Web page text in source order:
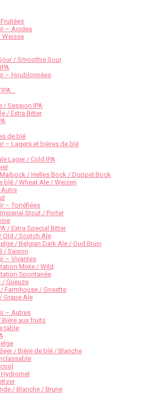
– Acides
Weisse
/ Smoothie Sour
– Houblonnées
/ Session IPA
/ Extra Bitter
de blé
– Lagers et bières de blé
Lager / Cold IPA
/ Helles Bock / Doppel Bock
blé / Wheat Ale / Weizen
– Torréfiées
Stout / Porter
/ Extra Special Bitter
Old / Scotch Ale
/ Belgian Dark Ale / Oud Bruin
/ Saison
– Vivantes
Mixte / Wild
Spontanée
/ Gueuze
Farmhouse / Grisette
Grape Ale
– Autres
Bière aux fruits
table
/ Bière de blé / Blanche
/ Blanche / Brune